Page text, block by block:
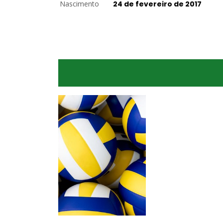
Nascimento 24 de fevereiro de 2017